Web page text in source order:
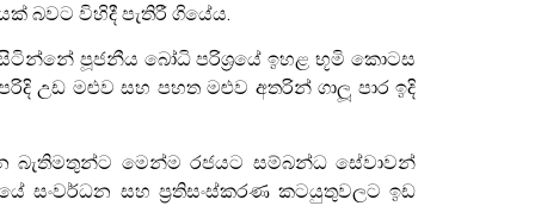
බවට විහිදී පැතිරී ගියේය.
පූජනීය බෝධි පරිශ්‍රයේ ඉහළ භූමි කොටස
උඩ මළුව සහ පහත මළුව අතරින් ගාලූ පාර ඉදි
බැතිමතුන්ට මෙන්ම රජයට සම්බන්ධ සේවාවන්
සංවර්ධන සහ ප්‍රතිසංස්කරණ කටයුතුවලට ඉඩ